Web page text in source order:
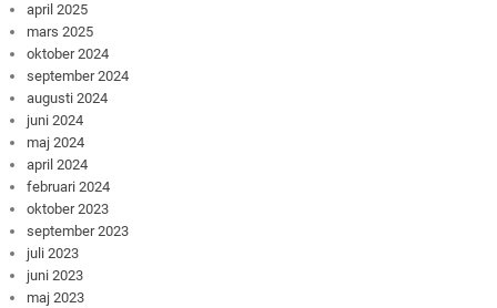
april 2025
mars 2025
oktober 2024
september 2024
augusti 2024
juni 2024
maj 2024
april 2024
februari 2024
oktober 2023
september 2023
juli 2023
juni 2023
maj 2023